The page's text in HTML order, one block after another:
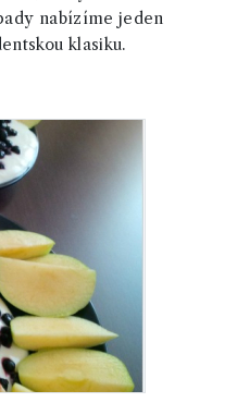
nabízíme jeden
klasiku.